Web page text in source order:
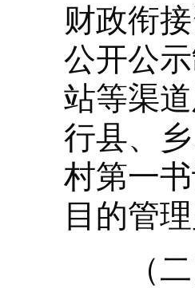
财政衔
公开公
站等渠
行县、
村第一
目的管理
（二）